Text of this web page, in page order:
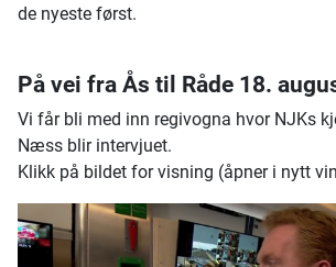
de nyeste først.
På vei fra Ås til Råde 18.
Vi får bli med inn regivogna hvor NJKs
Næss blir intervjuet.
Klikk på bildet for visning (åpner i nytt